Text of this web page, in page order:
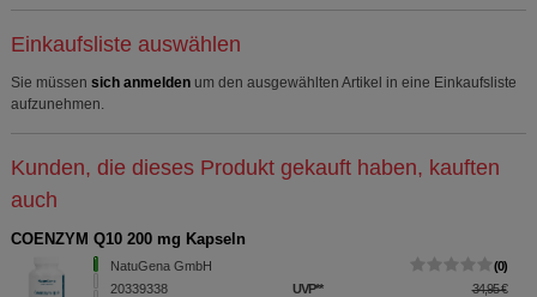
Einkaufsliste auswählen
Sie müssen sich anmelden um den ausgewählten Artikel in eine Einkaufsliste
aufzunehmen.
Kunden, die dieses Produkt gekauft haben, kauften
auch
COENZYM Q10 200 mg Kapseln
NatuGena GmbH
20339338
0
UVP** 34,95 €